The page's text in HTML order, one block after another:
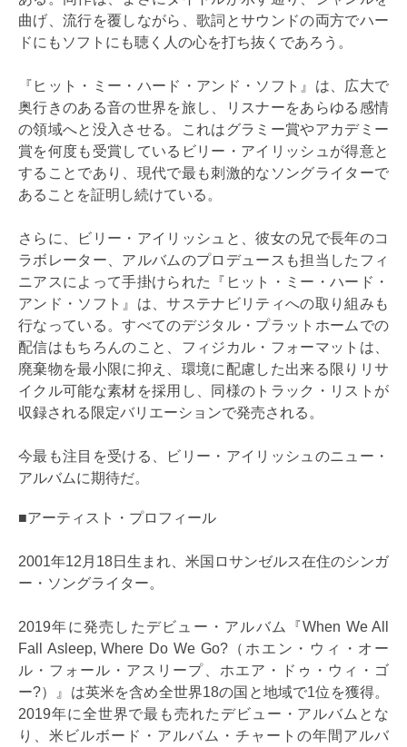
曲げ、流行を覆しながら、歌詞とサウンドの両方でハー
ドにもソフトにも聴く人の心を打ち抜くであろう。
『ヒット・ミー・ハード・アンド・ソフト』は、広大で
奥行きのある音の世界を旅し、リスナーをあらゆる感情
の領域へと没入させる。これはグラミー賞やアカデミー
賞を何度も受賞しているビリー・アイリッシュが得意と
することであり、現代で最も刺激的なソングライターで
あることを証明し続けている。
さらに、ビリー・アイリッシュと、彼女の兄で長年のコ
ラボレーター、アルバムのプロデュースも担当したフィ
ニアスによって手掛けられた『ヒット・ミー・ハード・
アンド・ソフト』は、サステナビリティへの取り組みも
行なっている。すべてのデジタル・プラットホームでの
配信はもちろんのこと、フィジカル・フォーマットは、
廃棄物を最小限に抑え、環境に配慮した出来る限りリサ
イクル可能な素材を採用し、同様のトラック・リストが
収録される限定バリエーションで発売される。
今最も注目を受ける、ビリー・アイリッシュのニュー・
アルバムに期待だ。
■アーティスト・プロフィール
2001年12月18日生まれ、米国ロサンゼルス在住のシンガ
ー・ソングライター。
2019年に発売したデビュー・アルバム『When We All
Fall Asleep, Where Do We Go?（ホエン・ウィ・オー
ル・フォール・アスリープ、ホエア・ドゥ・ウィ・ゴ
ー?）』は英米を含め全世界18の国と地域で1位を獲得。
2019年に全世界で最も売れたデビュー・アルバムとな
り、米ビルボード・アルバム・チャートの年間アルバ